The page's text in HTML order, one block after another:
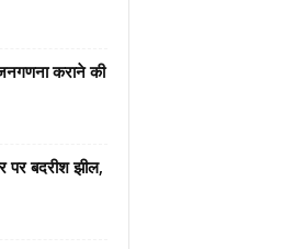
कराने की
बदरीश झील,